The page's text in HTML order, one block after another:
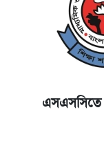
এসএসসিতে